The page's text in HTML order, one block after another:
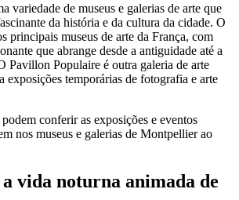
variedade de museus e galerias de arte que
da história e da cultura da cidade. O
principais museus de arte da França, com
que abrange desde a antiguidade até a
Pavillon Populaire é outra galeria de arte
exposições temporárias de fotografia e arte
conferir as exposições e eventos
nos museus e galerias de Montpellier ao
vida noturna animada de